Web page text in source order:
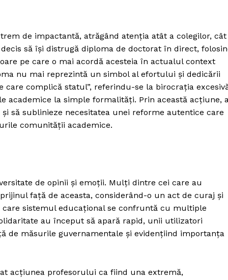
de impactantă, atrăgând atenția atât a colegilor, cât
să își distrugă diploma de doctorat în direct,
pe care o mai acordă acesteia în actualul context
nu mai reprezintă un simbol al efortului și dedicării
care complică statul”, referindu-se la birocrația
academice la simple formalități. Prin această acțiune,
să sublinieze necesitatea unei reforme autentice care
comunității academice.
de opinii și emoții. Mulți dintre cei care au
față de aceasta, considerând-o un act de curaj și
sistemul educațional se confruntă cu multiple
au început să apară rapid, unii utilizatori
de măsurile guvernamentale și evidențiind importanța
acțiunea profesorului ca fiind una extremă,